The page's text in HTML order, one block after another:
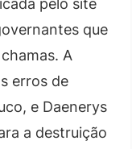
pelo site
que
A
erros de
e Daenerys
a destruição